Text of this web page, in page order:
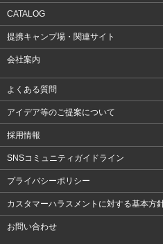
CATALOG
提携キャンプ場・関連サイト
会社案内
よくある質問
アイデア等のご提案について
採用情報
SNSコミュニティガイドライン
プライバシーポリシー
カスタマーハラスメントに対する基本方
お問い合わせ